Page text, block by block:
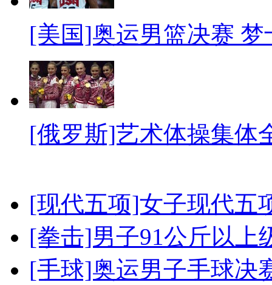
[美国]奥运男篮决赛
[俄罗斯]艺术体操集体
[现代五项]女子现代五
[拳击]男子91公斤以上
[手球]奥运男子手球决